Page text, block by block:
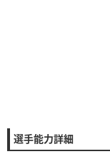
選手能力詳細